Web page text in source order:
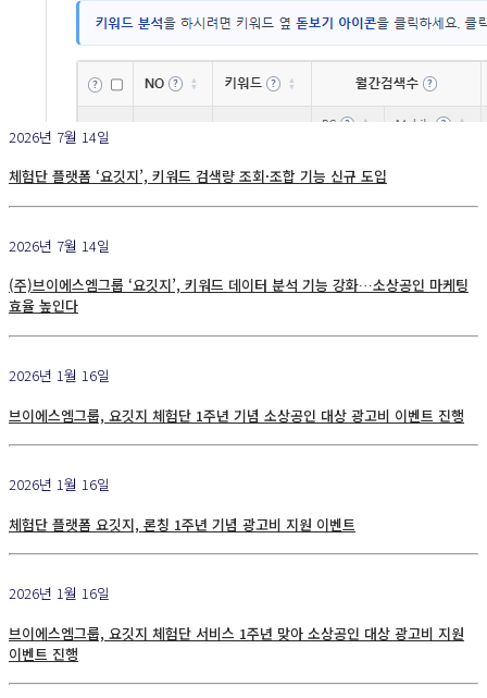
2026년 7월 14일
체험단 플랫폼 ‘요깃지’, 키워드 검색량 조회·조합 기능 신규 도입
2026년 7월 14일
(주)브이에스엠그룹 ‘요깃지’, 키워드 데이터 분석 기능 강화…소상공인 마케팅
효율 높인다
2026년 1월 16일
브이에스엠그룹, 요깃지 체험단 1주년 기념 소상공인 대상 광고비 이벤트 진행
2026년 1월 16일
체험단 플랫폼 요깃지, 론칭 1주년 기념 광고비 지원 이벤트
2026년 1월 16일
브이에스엠그룹, 요깃지 체험단 서비스 1주년 맞아 소상공인 대상 광고비 지원
이벤트 진행